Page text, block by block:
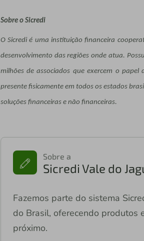
Sobre o Sicredi
O Sicredi é uma instituição financeira
desenvolvimento das regiões onde atua.
milhões de associados que exercem o
presente fisicamente em todos os estados
soluções financeiras e não financeiras.
Sobre a
Sicredi Vale do
Fazemos parte do sistema
do Brasil, oferecendo produtos
próximo.